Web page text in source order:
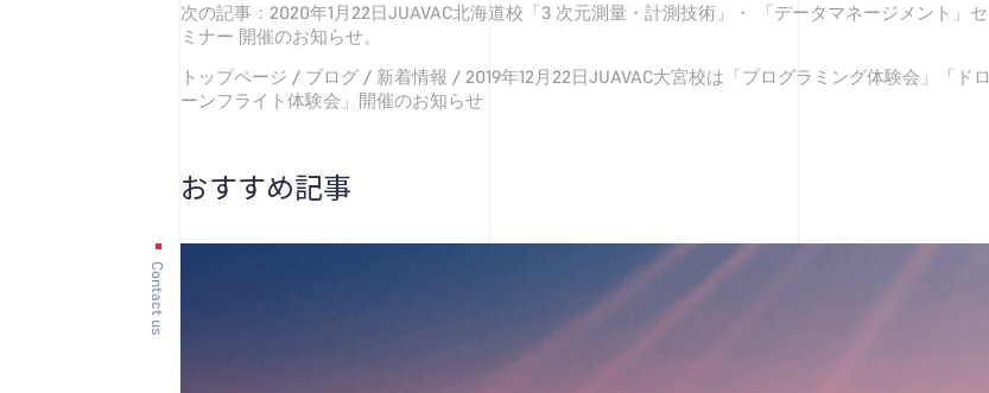
次の記事： 2020年1月22日JUAVAC北海道校「3 次元測量・計測技術」・ 「データマネージメント」セ
ミナー 開催のお知らせ。
トップページ / ブログ / 新着情報 / 2019年12月22日JUAVAC大宮校は「プログラミング体験会」「ドロ
ーンフライト体験会」開催のお知らせ
おすすめ記事
Contact us